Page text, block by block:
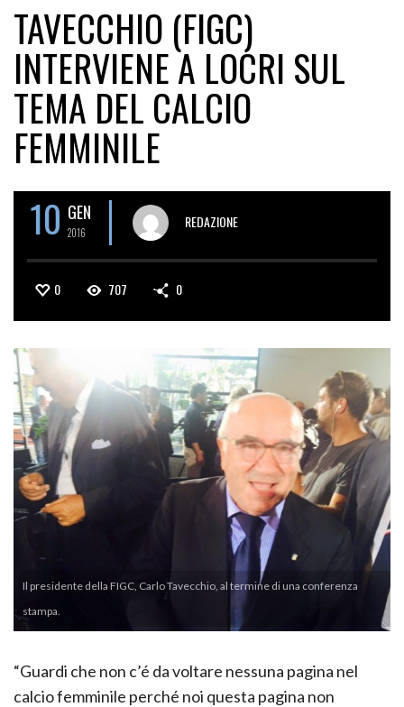
TAVECCHIO (FIGC)
INTERVIENE A LOCRI SUL
TEMA DEL CALCIO
FEMMINILE
10 GEN
2016
REDAZIONE
0 707 0
Il presidente della FIGC, Carlo Tavecchio, al termine di una conferenza
stampa.
“Guardi che non c’é da voltare nessuna pagina nel
calcio femminile perché noi questa pagina non